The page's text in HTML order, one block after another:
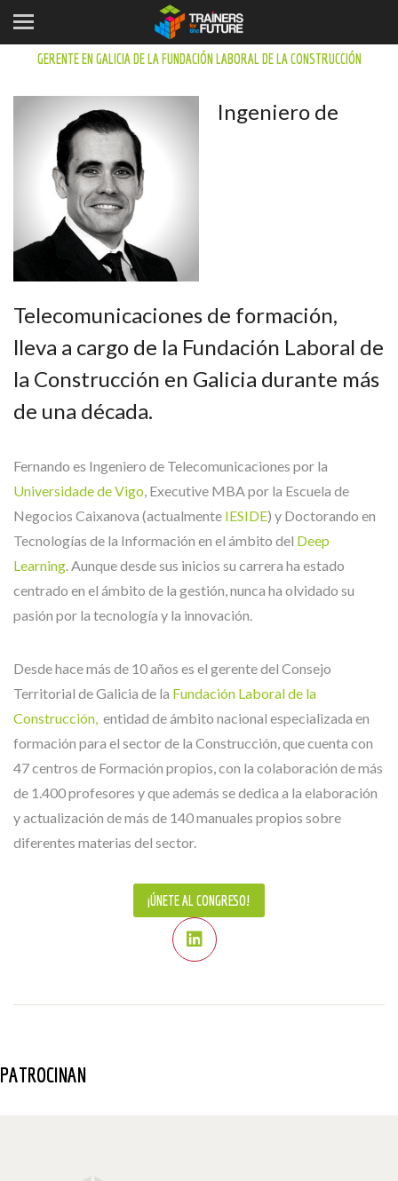
FERNANDO GARCIA NOVO
GERENTE EN GALICIA DE LA FUNDACIÓN LABORAL DE LA CONSTRUCCIÓN
Ingeniero de
Telecomunicaciones de formación,
lleva a cargo de la Fundación Laboral de
la Construcción en Galicia durante más
de una década.
Fernando es Ingeniero de Telecomunicaciones por la
Universidade de Vigo, Executive MBA por la Escuela de
Negocios Caixanova (actualmente IESIDE) y Doctorando en
Tecnologías de la Información en el ámbito del Deep
Learning. Aunque desde sus inicios su carrera ha estado
centrado en el ámbito de la gestión, nunca ha olvidado su
pasión por la tecnología y la innovación.
Desde hace más de 10 años es el gerente del Consejo
Territorial de Galicia de la Fundación Laboral de la
Construcción, entidad de ámbito nacional especializada en
formación para el sector de la Construcción, que cuenta con
47 centros de Formación propios, con la colaboración de más
de 1.400 profesores y que además se dedica a la elaboración
y actualización de más de 140 manuales propios sobre
diferentes materias del sector.
¡ÚNETE AL CONGRESO!
PATROCINAN